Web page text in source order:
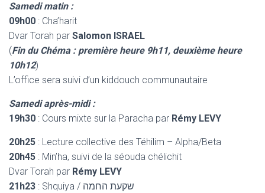
Samedi matin :
09h00 : Cha’harit
Dvar Torah par Salomon ISRAEL
(Fin du Chéma : première heure 9h11, deuxième heure
10h12)
L’office sera suivi d’un kiddouch communautaire
Samedi après-midi :
19h30 : Cours mixte sur la Paracha par Rémy LEVY
20h25 : Lecture collective des Téhilim – Alpha/Beta
20h45 : Min’ha, suivi de la séouda chélichit
Dvar Torah par Rémy LEVY
21h23
: Shquiya / שקעת החמה